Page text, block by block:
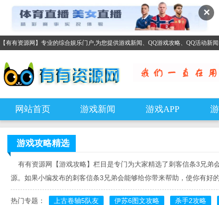
✕
【有有资源网】专业的综合娱乐门户,为您提供游戏新闻、QQ游戏攻略、QQ活动新
网站首页 游戏新闻 游戏APP
游戏攻略精选
有有资源网【游戏攻略】栏目是专门为大家精选了刺客信条3兄
源。如果小编发布的刺客信条3兄弟会能够给你带来帮助，使你有好
热门专题： 上古卷轴5队友 伊苏6图文攻略 杀手2攻略